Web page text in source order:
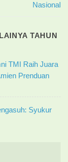
Nasional
TAHUN
TMI Raih Juara
Prenduan
Syukur